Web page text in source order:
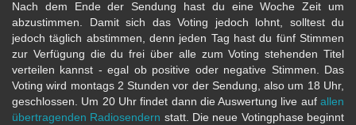
Nach dem Ende der Sendung hast du eine Woche Zeit um
abzustimmen. Damit sich das Voting jedoch lohnt, solltest du
jedoch täglich abstimmen, denn jeden Tag hast du fünf Stimmen
zur Verfügung die du frei über alle zum Voting stehenden Titel
verteilen kannst - egal ob positive oder negative Stimmen. Das
Voting wird montags 2 Stunden vor der Sendung, also um 18 Uhr,
geschlossen. Um 20 Uhr findet dann die Auswertung live auf allen
übertragenden Radiosendern statt. Die neue Votingphase beginnt